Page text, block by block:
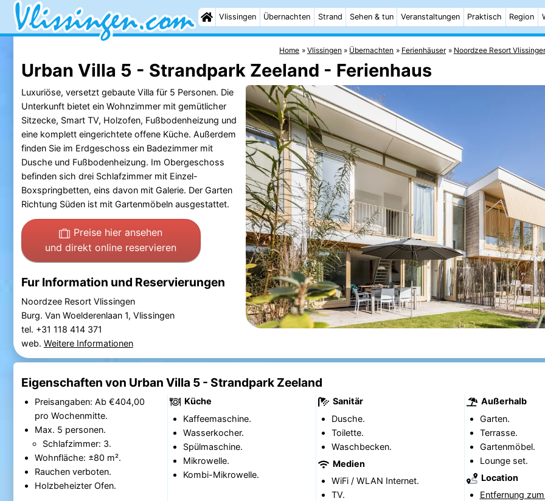
Vlissingen Übernachten Strand Sehen & tun Veranstaltungen Praktisch Region
Home Vlissingen Übernachten Ferienhäuser Noordzee Resort
Urban Villa 5 - Strandpark Zeeland - Ferienhaus
Luxuriöse, versetzt gebaute Villa für 5 Personen. Die
Unterkunft bietet ein Wohnzimmer mit gemütlicher
Sitzecke, Smart TV, Holzofen, Fußbodenheizung und
eine komplett eingerichtete offene Küche. Außerdem
finden Sie im Erdgeschoss ein Badezimmer mit
Dusche und Fußbodenheizung. Im Obergeschoss
befinden sich drei Schlafzimmer mit Einzel-
Boxspringbetten, eins davon mit Galerie. Der Garten
Richtung Süden ist mit Gartenmöbeln ausgestattet.
Preise hier ansehen
und direkt online reservieren
Fur Information und Reservierungen
Noordzee Resort Vlissingen
Burg. Van Woelderenlaan 1, Vlissingen
tel. +31 118 414 371
web. Weitere Informationen
Eigenschaften von Urban Villa 5 - Strandpark Zeeland
Preisangaben: Ab €404,00
pro Wochenmitte.
Max. 5 personen.
Schlafzimmer: 3.
Wohnfläche: ±80 m².
Rauchen verboten.
Holzbeheizter Ofen.
Küche
Kaffeemaschine.
Wasserkocher.
Spülmaschine.
Mikrowelle.
Kombi-Mikrowelle.
Sanitär
Dusche.
Toilette.
Waschbecken.
Medien
WiFi / WLAN Internet.
TV.
Außerhalb
Garten.
Terrasse.
Gartenmöbel.
Lounge set.
Location
Entfernung